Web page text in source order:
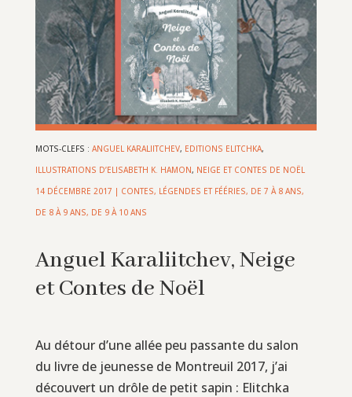
MOTS-CLEFS : ANGUEL KARALIITCHEV, EDITIONS ELITCHKA,
ILLUSTRATIONS D’ELISABETH K. HAMON, NEIGE ET CONTES DE NOËL
14 DÉCEMBRE 2017 | CONTES, LÉGENDES ET FÉÉRIES, DE 7 À 8 ANS,
DE 8 À 9 ANS, DE 9 À 10 ANS
Anguel Karaliitchev, Neige
et Contes de Noël
Au détour d’une allée peu passante du salon
du livre de jeunesse de Montreuil 2017, j’ai
découvert un drôle de petit sapin : Elitchka